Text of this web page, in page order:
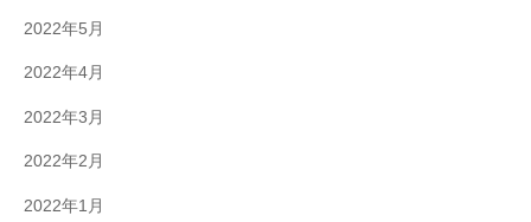
2022年5月
2022年4月
2022年3月
2022年2月
2022年1月